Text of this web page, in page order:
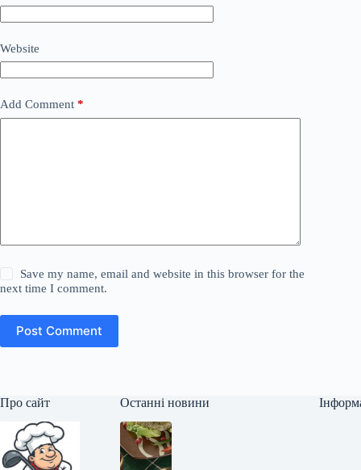
Website
Add Comment *
Save my name, email and website in this browser for the
next time I comment.
Post Comment
Про сайт Останні новини